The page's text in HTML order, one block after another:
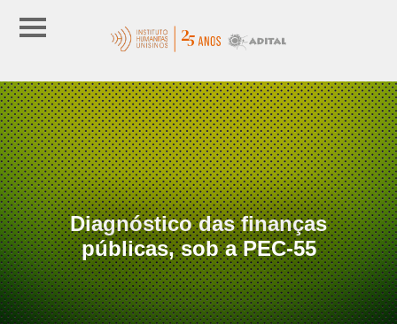
Diagnóstico das finanças
públicas, sob a PEC-55